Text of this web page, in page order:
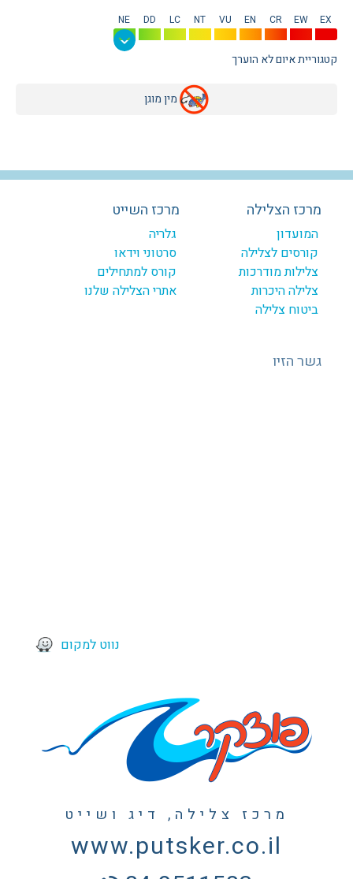
EX
EW
CR
EN
VU
NT
LC
DD
NE
קטגוריית איום לא הוערך
מין מוגן
מרכז הצלילה
המועדון
קורסים לצלילה
צלילות מודרכות
צלילה היכרות
ביטוח צלילה
מרכז השייט
גלריה
סרטוני וידאו
קורס למתחילים
אתרי הצלילה שלנו
גשר הזיו
נווט למקום
מרכז צלילה, דיג ושייט
www.putsker.co.il